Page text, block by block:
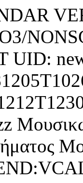
UID: